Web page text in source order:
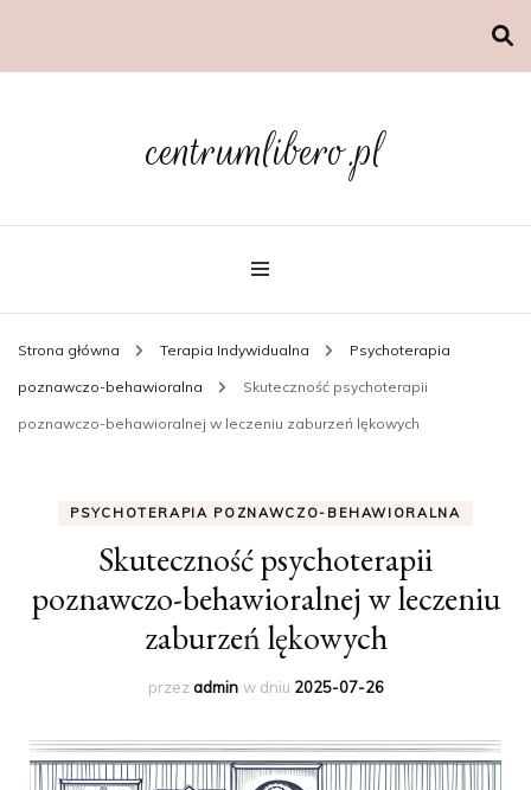
centrumlibero.pl
Strona główna Terapia Indywidualna Psychoterapia
poznawczo-behawioralna Skuteczność psychoterapii
poznawczo-behawioralnej w leczeniu zaburzeń lękowych
PSYCHOTERAPIA POZNAWCZO-BEHAWIORALNA
Skuteczność psychoterapii
poznawczo-behawioralnej w leczeniu
zaburzeń lękowych
przezadmin w dniu 2025-07-26